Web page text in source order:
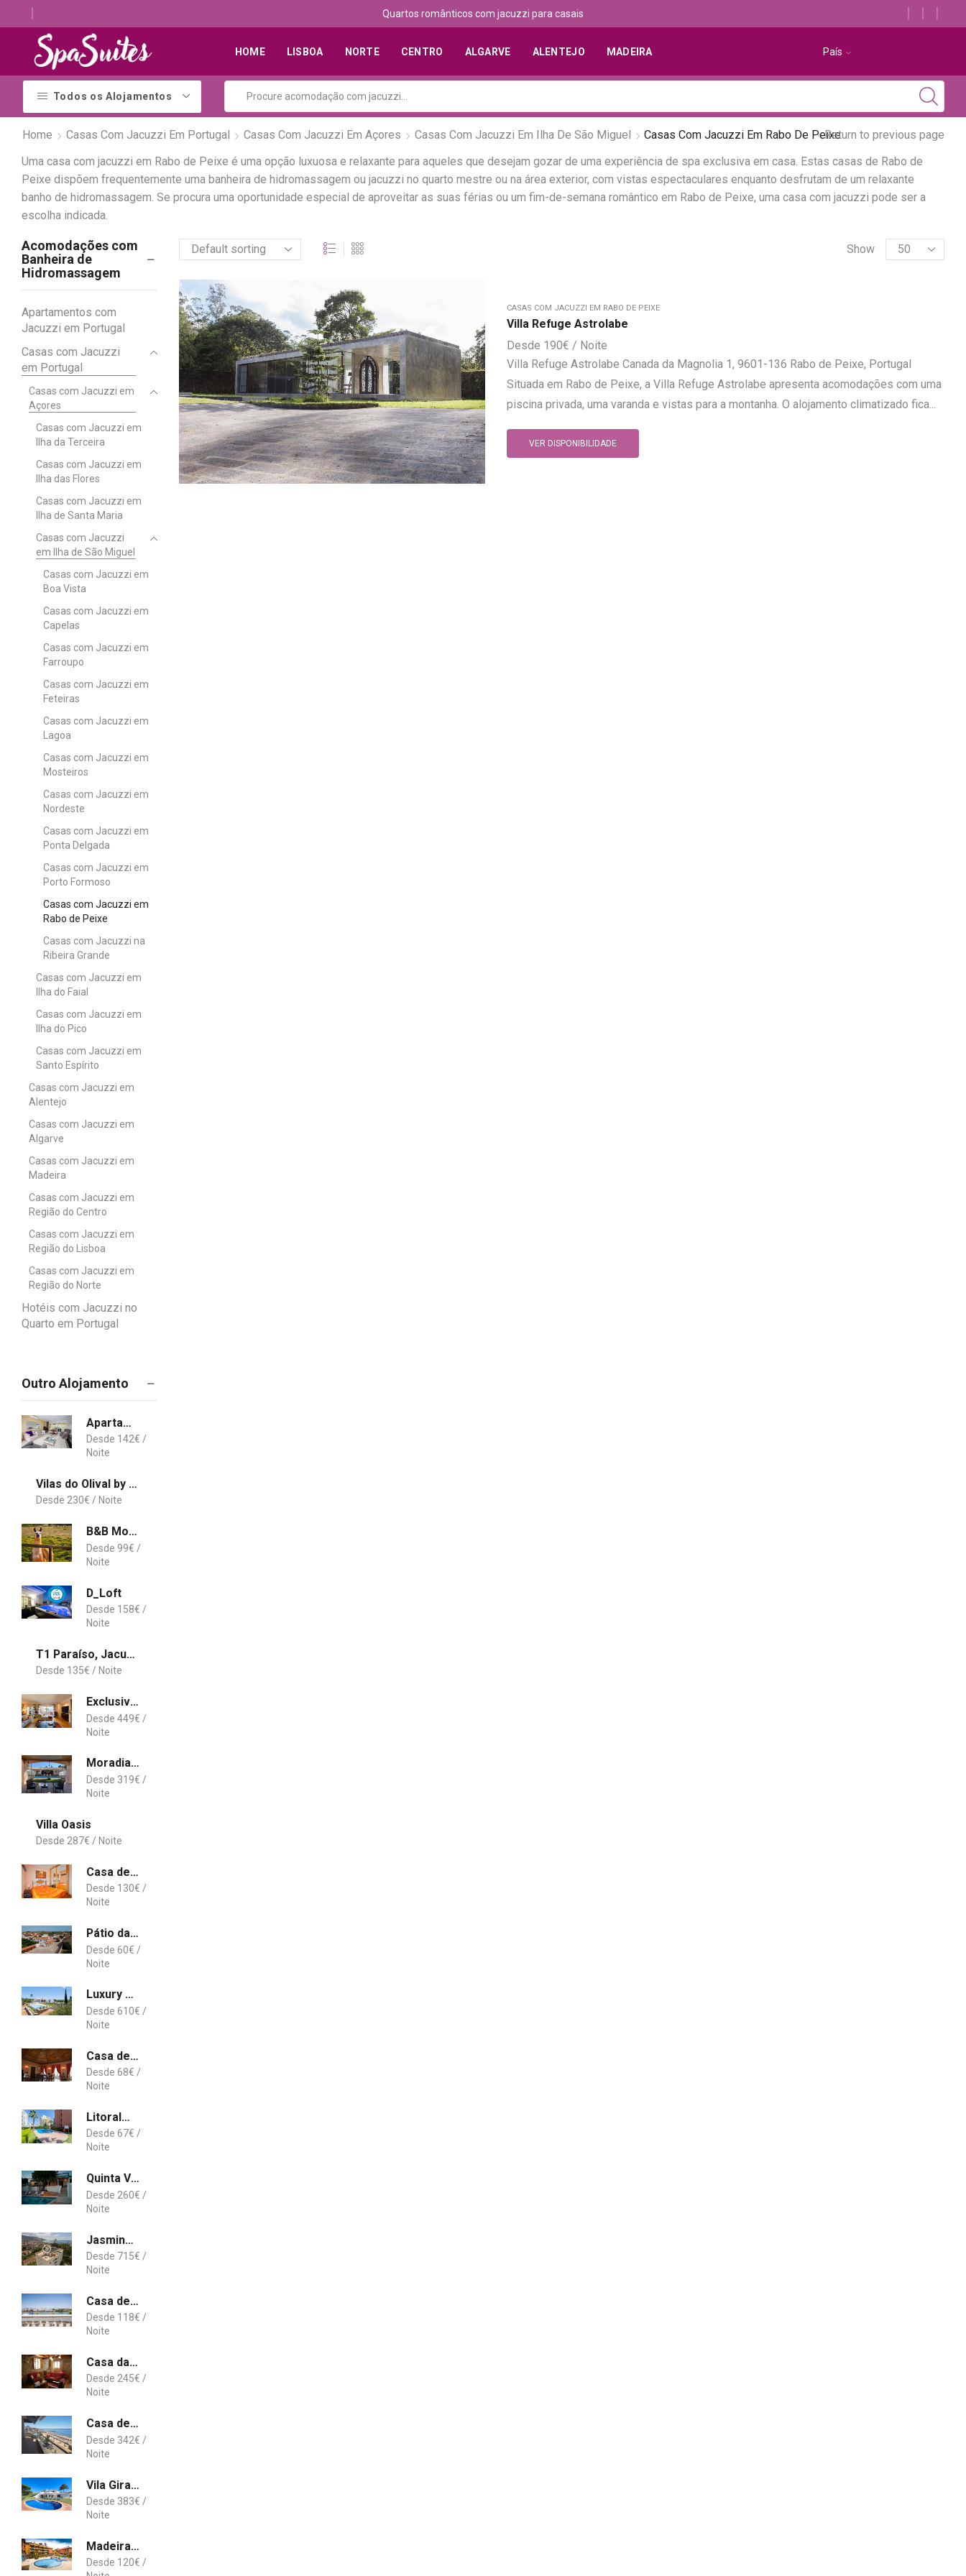
Quartos românticos com jacuzzi para casais
HOME LISBOA NORTE CENTRO ALGARVE ALENTEJO MADEIRA País
Todos os Alojamentos
Home Casas Com Jacuzzi Em Portugal Casas Com Jacuzzi Em Açores Casas Com Jacuzzi Em Ilha De São Miguel Casas Com Jacuzzi Em Rabo De PeixeReturn to previous page
Uma casa com jacuzzi em Rabo de Peixe é uma opção luxuosa e relaxante para aqueles que desejam gozar de uma experiência de spa exclusiva em casa. Estas casas de Rabo de
Peixe dispõem frequentemente uma banheira de hidromassagem ou jacuzzi no quarto mestre ou na área exterior, com vistas espectaculares enquanto desfrutam de um relaxante
banho de hidromassagem. Se procura uma oportunidade especial de aproveitar as suas férias ou um fim-de-semana romântico em Rabo de Peixe, uma casa com jacuzzi pode ser a
escolha indicada.
Show
CASAS COM JACUZZI EM RABO DE PEIXE
Villa Refuge Astrolabe
190€
Villa Refuge Astrolabe Canada da Magnolia 1, 9601-136 Rabo de Peixe, Portugal
Situada em Rabo de Peixe, a Villa Refuge Astrolabe apresenta acomodações com uma
piscina privada, uma varanda e vistas para a montanha. O alojamento climatizado fica...
VER DISPONIBILIDADE
Acomodações com
Banheira de
Hidromassagem
Apartamentos com
Jacuzzi em Portugal
Casas com Jacuzzi
em Portugal
Casas com Jacuzzi em
Açores
Casas com Jacuzzi em
Ilha da Terceira
Casas com Jacuzzi em
Ilha das Flores
Casas com Jacuzzi em
Ilha de Santa Maria
Casas com Jacuzzi
em Ilha de São Miguel
Casas com Jacuzzi em
Boa Vista
Casas com Jacuzzi em
Capelas
Casas com Jacuzzi em
Farroupo
Casas com Jacuzzi em
Feteiras
Casas com Jacuzzi em
Lagoa
Casas com Jacuzzi em
Mosteiros
Casas com Jacuzzi em
Nordeste
Casas com Jacuzzi em
Ponta Delgada
Casas com Jacuzzi em
Porto Formoso
Casas com Jacuzzi em
Rabo de Peixe
Casas com Jacuzzi na
Ribeira Grande
Casas com Jacuzzi em
Ilha do Faial
Casas com Jacuzzi em
Ilha do Pico
Casas com Jacuzzi em
Santo Espírito
Casas com Jacuzzi em
Alentejo
Casas com Jacuzzi em
Algarve
Casas com Jacuzzi em
Madeira
Casas com Jacuzzi em
Região do Centro
Casas com Jacuzzi em
Região do Lisboa
Casas com Jacuzzi em
Região do Norte
Hotéis com Jacuzzi no
Quarto em Portugal
Outro Alojamento
Apartamento Caires
142€
Vilas do Olival by BnbHost
230€
B&B Monte Santa Catarina
99€
D_Loft
158€
T1 Paraíso, Jacuzzi e Barbecue !
135€
Exclusive Luxury4you – Beachfront Boutique Penthouse Apt!
449€
Moradia Pinhal da Telha
319€
Villa Oasis
287€
Casa de Campo Duas Aguas Arribes
130€
Pátio da Figueira
60€
Luxury Villa, Ocean View, Private Heated Pool
610€
Casa de Campo Solar dos Correia Alves
68€
Litoralmar beachfront apartment
67€
Quinta Vigia, a charming villa at Ria Formosa, Algarve
260€
Jasmineiro III by An Island Apart
715€
Casa de Férias Marés
118€
Casa da Moreia
245€
Casa de Férias Ocean Blue
342€
Vila Girasol, 171 - Clever Details
383€
Madeira Luxury Villas Living Funchal
120€